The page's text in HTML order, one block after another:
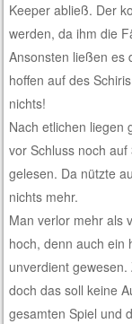
Keeper abließ. Der
werden, da ihm die
Ansonsten ließen es
hoffen auf des
nichts!
Nach etlichen liegen
vor Schluss noch
gelesen. Da nützte
nichts mehr.
Man verlor mehr als
hoch, denn auch ein
unverdient
doch das soll keine
gesamten Spiel und